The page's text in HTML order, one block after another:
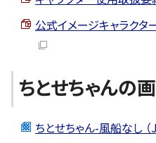
公式イメージキャラクタ
ちとせちゃんの
ちとせちゃん-風船なし